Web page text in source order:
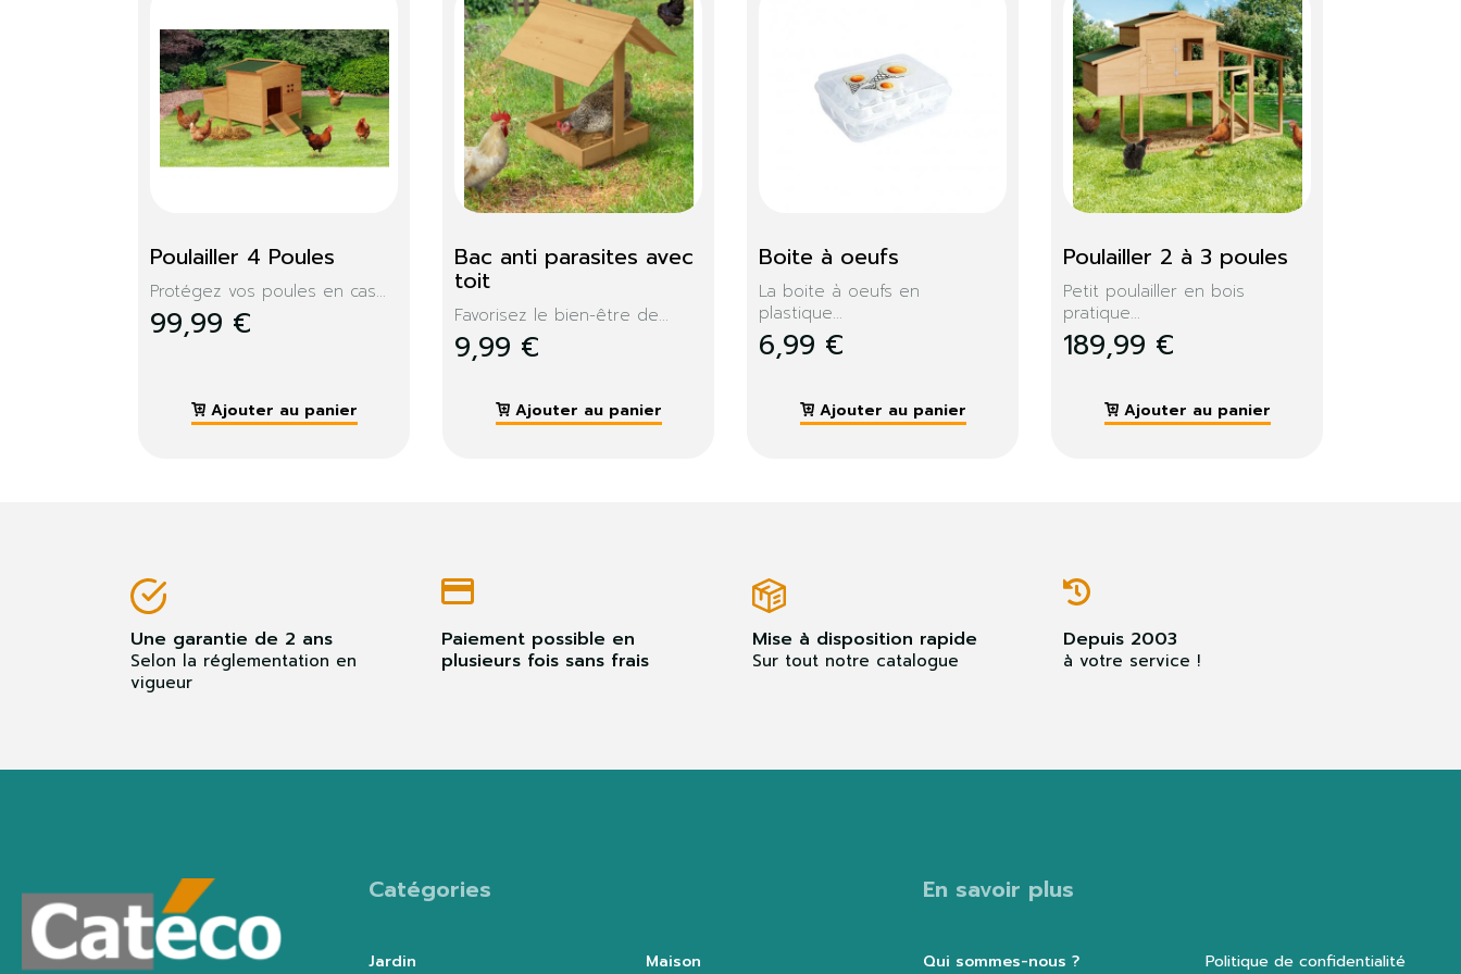
Poulailler en bois 4 à 5
poules
Installez un poulailler en...
209,99 €
Ajouter au panier
Distributeur de graines
pour volailles
La solution pour que vos
poules...
9,99 €
Ajouter au panier
Poulailler chalet 10 à 12
poules
Un abri pratique et douillet...
399,99 €
Ajouter au panier
Aire de jeux pour
poules
L'aire de jeux en bois est...
27,99 €
Ajouter au panier
Une garantie de 2 ans
Selon la réglementation en
vigueur
Paiement possible en
plusieurs fois sans frais
Mise à disposition rapide
Sur tout notre catalogue
Depuis 2003
à votre service !
Catégories
Jardin Maison
En savoir plus
Qui sommes-nous ? Politique de confidentialité